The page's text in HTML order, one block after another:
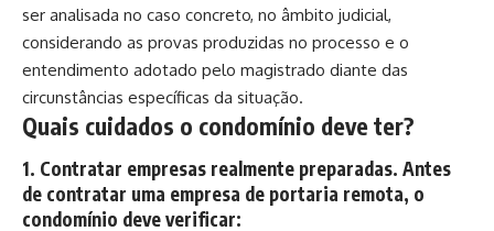
ser analisada no caso concreto, no âmbito judicial,
considerando as provas produzidas no processo e o
entendimento adotado pelo magistrado diante das
circunstâncias específicas da situação.
Quais cuidados o condomínio deve ter?
1. Contratar empresas realmente preparadas. Antes
de contratar uma empresa de portaria remota, o
condomínio deve verificar: